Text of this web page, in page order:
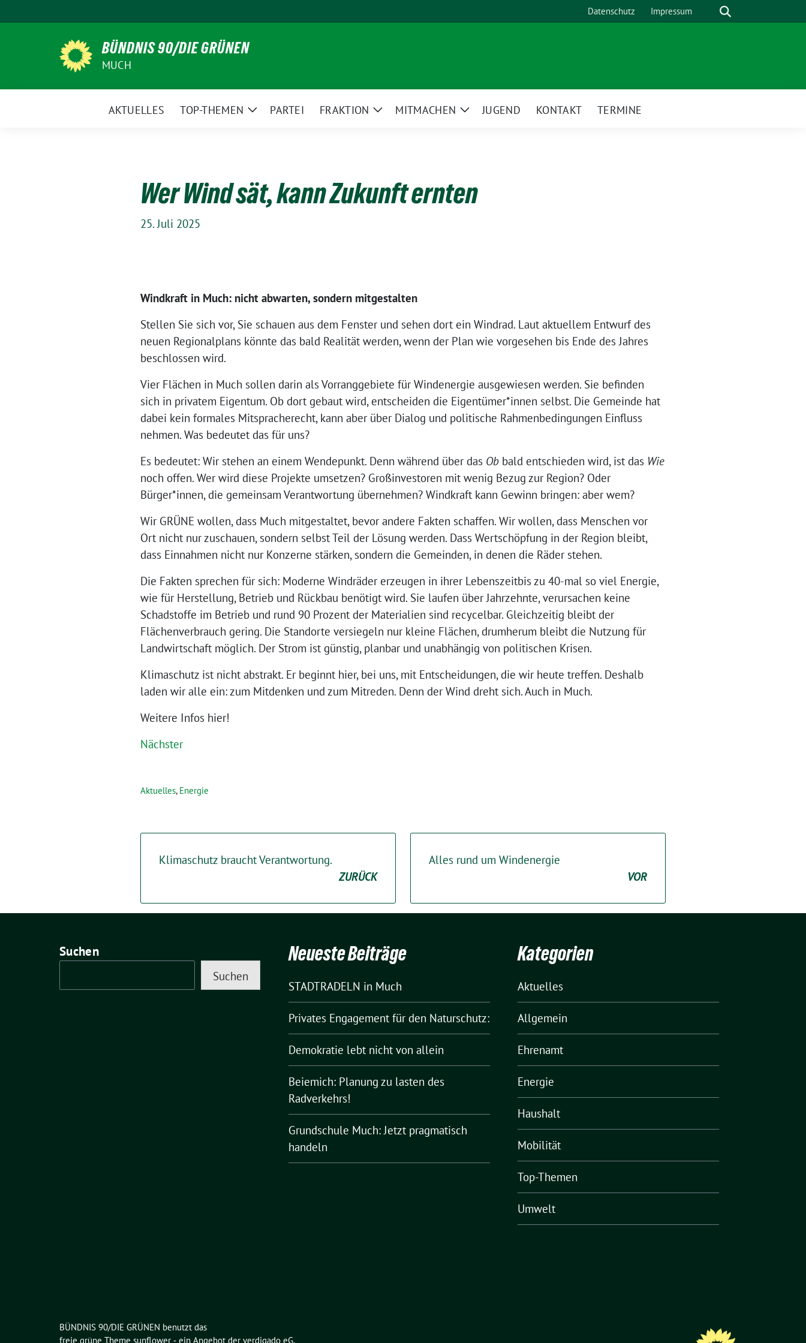
zum
Datenschutz Impressum Suche
BÜNDNIS 90/DIE GRÜNEN
MUCH
AKTUELLES TOP-THEMEN
ZeigePARTEI FRAKTION
ZeigeMITMACHEN
ZeigeJUGEND KONTAKT TERMINE
Wer Wind sät, kann Zukunft ernten
25. Juli 2025
Windkraft in Much: nicht abwarten, sondern mitgestalten
Stellen Sie sich vor, Sie schauen aus dem Fenster und sehen dort ein Windrad. Laut aktuellem Entwurf des
neuen Regionalplans könnte das bald Realität werden, wenn der Plan wie vorgesehen bis Ende des Jahres
beschlossen wird.
Vier Flächen in Much sollen darin als Vorranggebiete für Windenergie ausgewiesen werden. Sie befinden
sich in privatem Eigentum. Ob dort gebaut wird, entscheiden die Eigentümer*innen selbst. Die Gemeinde hat
dabei kein formales Mitspracherecht, kann aber über Dialog und politische Rahmenbedingungen Einfluss
nehmen. Was bedeutet das für uns?
Es bedeutet: Wir stehen an einem Wendepunkt. Denn während über das Ob bald entschieden wird, ist das Wie
noch offen. Wer wird diese Projekte umsetzen? Großinvestoren mit wenig Bezug zur Region? Oder
Bürger*innen, die gemeinsam Verantwortung übernehmen? Windkraft kann Gewinn bringen: aber wem?
Wir GRÜNE wollen, dass Much mitgestaltet, bevor andere Fakten schaffen. Wir wollen, dass Menschen vor
Ort nicht nur zuschauen, sondern selbst Teil der Lösung werden. Dass Wertschöpfung in der Region bleibt,
dass Einnahmen nicht nur Konzerne stärken, sondern die Gemeinden, in denen die Räder stehen.
Die Fakten sprechen für sich: Moderne Windräder erzeugen in ihrer Lebenszeitbis zu 40-mal so viel Energie,
wie für Herstellung, Betrieb und Rückbau benötigt wird. Sie laufen über Jahrzehnte, verursachen keine
Schadstoffe im Betrieb und rund 90 Prozent der Materialien sind recycelbar. Gleichzeitig bleibt der
Flächenverbrauch gering. Die Standorte versiegeln nur kleine Flächen, drumherum bleibt die Nutzung für
Landwirtschaft möglich. Der Strom ist günstig, planbar und unabhängig von politischen Krisen.
Klimaschutz ist nicht abstrakt. Er beginnt hier, bei uns, mit Entscheidungen, die wir heute treffen. Deshalb
laden wir alle ein: zum Mitdenken und zum Mitreden. Denn der Wind dreht sich. Auch in Much.
Weitere Infos hier!
Nächster
Aktuelles, Energie
Klimaschutz braucht Verantwortung.
ZURÜCK
Alles rund um Windenergie
VOR
Suchen
Suchen
Neueste Beiträge
STADTRADELN in Much
Privates Engagement für den Naturschutz:
Demokratie lebt nicht von allein
Beiemich: Planung zu lasten des
Radverkehrs!
Grundschule Much: Jetzt pragmatisch
handeln
Kategorien
Aktuelles
Allgemein
Ehrenamt
Energie
Haushalt
Mobilität
Top-Themen
Umwelt
BÜNDNIS 90/DIE GRÜNEN benutzt das
freie grüne Theme sunflower ‐ ein Angebot der verdigado eG.